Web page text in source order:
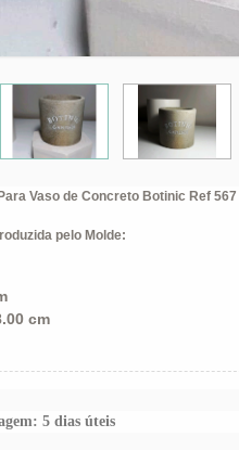
Vaso de Concreto Botinic Ref 567
pelo Molde:
cm
5 dias úteis